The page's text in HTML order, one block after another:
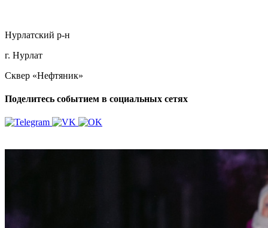
Нурлатский р-н
г. Нурлат
Сквер «Нефтяник»
Поделитесь событием в социальных сетях